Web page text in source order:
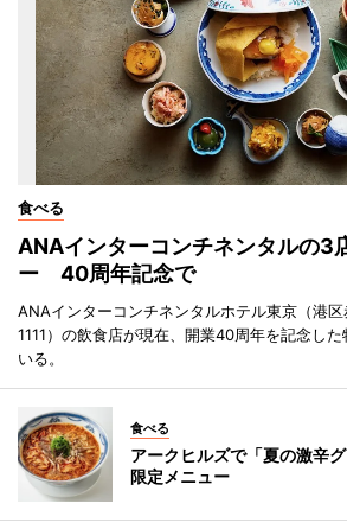
食べる
ANAインターコンチネンタルの3
ー 40周年記念で
ANAインターコンチネンタルホテル東京（港
1111）の飲食店が現在、開業40周年を記念し
いる。
食べる
アークヒルズで「夏の激辛
限定メニュー